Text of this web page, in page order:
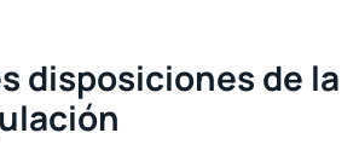
disposiciones de la